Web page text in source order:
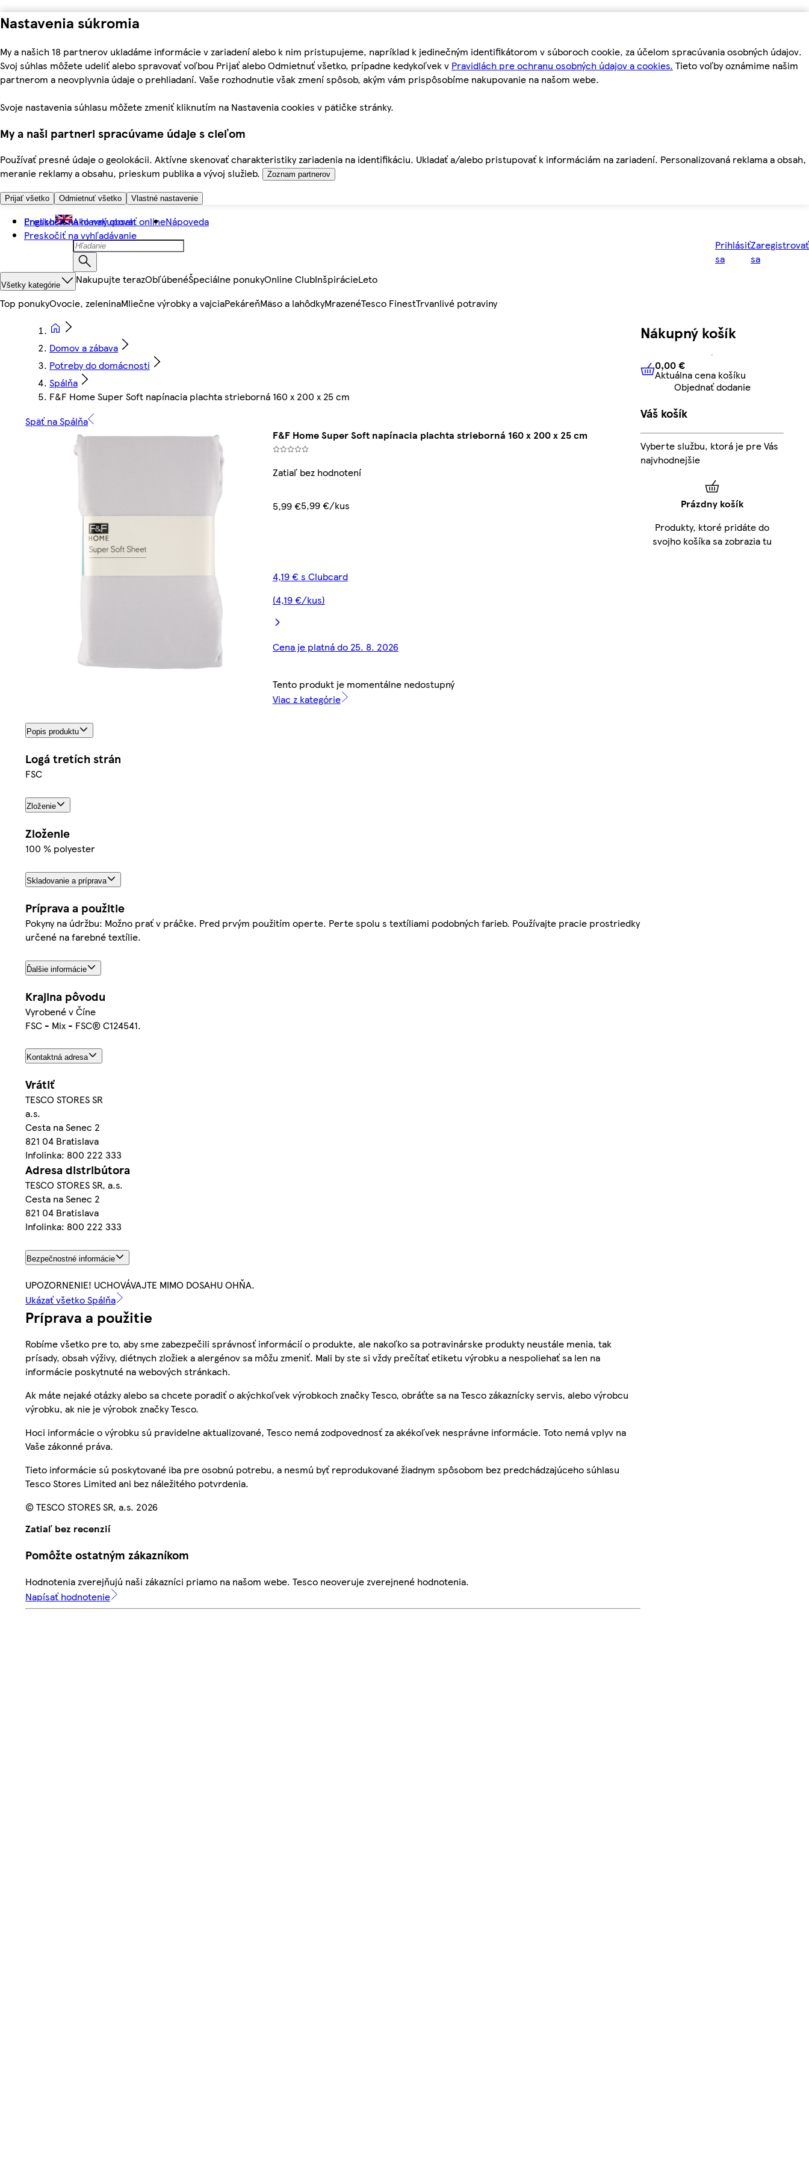
Nastavenia súkromia
My a našich 18 partnerov ukladáme informácie v zariadení alebo k nim pristupujeme, napríklad k jedinečným identifikátorom v súboroch cookie, za účelom spracúvania osobných údajov.
Svoj súhlas môžete udeliť alebo spravovať voľbou Prijať alebo Odmietnuť všetko, prípadne kedykoľvek v Pravidlách pre ochranu osobných údajov a cookies. Tieto voľby oznámime našim
partnerom a neovplyvnia údaje o prehliadaní. Vaše rozhodnutie však zmení spôsob, akým vám prispôsobíme nakupovanie na našom webe.
Svoje nastavenia súhlasu môžete zmeniť kliknutím na Nastavenia cookies v pätičke stránky.
My a naši partneri spracúvame údaje s cieľom
Používať presné údaje o geolokácii. Aktívne skenovať charakteristiky zariadenia na identifikáciu. Ukladať a/alebo pristupovať k informáciám na zariadení. Personalizovaná reklama a obsah,
meranie reklamy a obsahu, prieskum publika a vývoj služieb.
Zoznam partnerov
Prijať všetko Odmietnuť všetko Vlastné nastavenie
Preskočiť na hlavný obsah
Preskočiť na vyhľadávanie
English Ako nakupovať onlineNápoveda
Prihlásiť
sa
Zaregistrovať
sa
Všetky kategórie Nakupujte terazObľúbenéŠpeciálne ponukyOnline ClubInšpirácieLeto
Top ponukyOvocie, zeleninaMliečne výrobky a vajciaPekáreňMäso a lahôdkyMrazenéTesco FinestTrvanlivé potraviny
Domov a zábava
Potreby do domácnosti
Spálňa
F&F Home Super Soft napínacia plachta strieborná 160 x 200 x 25 cm
Späť na Spálňa
F&F Home Super Soft napínacia plachta strieborná 160 x 200 x 25 cm
Zatiaľ bez hodnotení
5,99 €5,99 €/kus
4,19 € s Clubcard
(4,19 €/kus)
Cena je platná do 25. 8. 2026
Tento produkt je momentálne nedostupný
Viac z kategórie
Popis produktu
Logá tretích strán
FSC
Zloženie
Zloženie
100 % polyester
Skladovanie a príprava
Príprava a použitie
Pokyny na údržbu: Možno prať v práčke. Pred prvým použitím operte. Perte spolu s textíliami podobných farieb. Používajte pracie prostriedky
určené na farebné textílie.
Ďalšie informácie
Krajina pôvodu
Vyrobené v Číne
FSC - Mix - FSC® C124541.
Kontaktná adresa
Vrátiť
TESCO STORES SR
a.s.
Cesta na Senec 2
821 04 Bratislava
Infolinka: 800 222 333
Adresa distribútora
TESCO STORES SR, a.s.
Cesta na Senec 2
821 04 Bratislava
Infolinka: 800 222 333
Bezpečnostné informácie
UPOZORNENIE! UCHOVÁVAJTE MIMO DOSAHU OHŇA.
Ukázať všetko Spálňa
Príprava a použitie
Robíme všetko pre to, aby sme zabezpečili správnosť informácií o produkte, ale nakoľko sa potravinárske produkty neustále menia, tak
prísady, obsah výživy, diétnych zložiek a alergénov sa môžu zmeniť. Mali by ste si vždy prečítať etiketu výrobku a nespoliehať sa len na
informácie poskytnuté na webových stránkach.
Ak máte nejaké otázky alebo sa chcete poradiť o akýchkoľvek výrobkoch značky Tesco, obráťte sa na Tesco zákaznícky servis, alebo výrobcu
výrobku, ak nie je výrobok značky Tesco.
Hoci informácie o výrobku sú pravidelne aktualizované, Tesco nemá zodpovednosť za akékoľvek nesprávne informácie. Toto nemá vplyv na
Vaše zákonné práva.
Tieto informácie sú poskytované iba pre osobnú potrebu, a nesmú byť reprodukované žiadnym spôsobom bez predchádzajúceho súhlasu
Tesco Stores Limited ani bez náležitého potvrdenia.
© TESCO STORES SR, a.s. 2026
Zatiaľ bez recenzií
Pomôžte ostatným zákazníkom
Hodnotenia zverejňujú naši zákazníci priamo na našom webe. Tesco neoveruje zverejnené hodnotenia.
Napísať hodnotenie
Nákupný košík
0,00 € Aktuálna cena košíku
0,00 €
Aktuálna cena košíku
Objednať dodanie
Váš košík
Vyberte službu, ktorá je pre Vás
najvhodnejšie
Prázdny košík
Produkty, ktoré pridáte do
svojho košíka sa zobrazia tu